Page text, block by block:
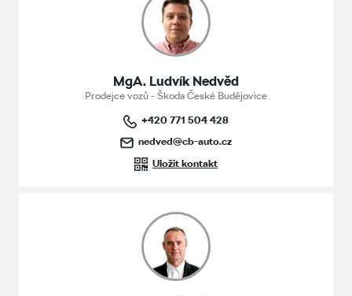
MgA. Ludvík Nedvěd
Prodejce vozů - Škoda České Budějovice
+420 771 504 428
nedved@cb-auto.cz
Uložit kontakt